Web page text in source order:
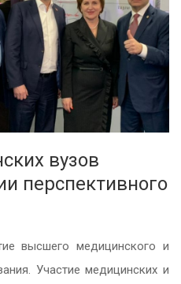
вузов
перспективного
высшего медицинского и
Участие медицинских и